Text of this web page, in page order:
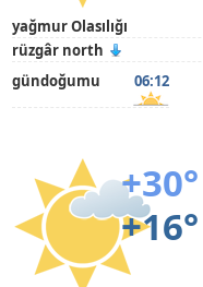
yağmur Olasılığı
rüzgâr north
gündoğumu
06:12
+30°
+16°